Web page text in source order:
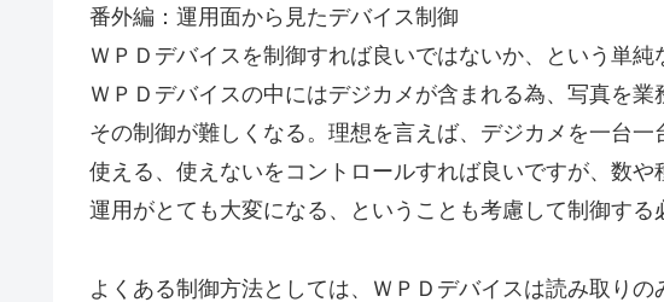
番外編：運用面から見たデバイス制御
ＷＰＤデバイスを制御すれば良いではないか、という単純
ＷＰＤデバイスの中にはデジカメが含まれる為、写真を業
その制御が難しくなる。理想を言えば、デジカメを一台一
使える、使えないをコントロールすれば良いですが、数や
運用がとても大変になる、ということも考慮して制御する
よくある制御方法としては、ＷＰＤデバイスは読み取りの